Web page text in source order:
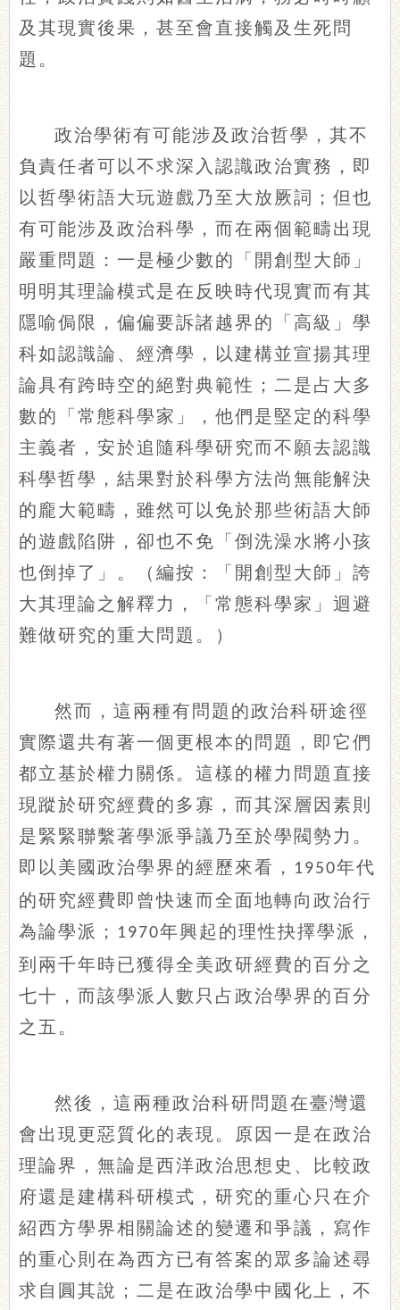
及其現實後果，甚至會直接觸及生死問
題。
政治學術有可能涉及政治哲學，其不
負責任者可以不求深入認識政治實務，即
以哲學術語大玩遊戲乃至大放厥詞；但也
有可能涉及政治科學，而在兩個範疇出現
嚴重問題：一是極少數的「開創型大師」
明明其理論模式是在反映時代現實而有其
隱喻侷限，偏偏要訴諸越界的「高級」學
科如認識論、經濟學，以建構並宣揚其理
論具有跨時空的絕對典範性；二是占大多
數的「常態科學家」，他們是堅定的科學
主義者，安於追隨科學研究而不願去認識
科學哲學，結果對於科學方法尚無能解決
的龐大範疇，雖然可以免於那些術語大師
的遊戲陷阱，卻也不免「倒洗澡水將小孩
也倒掉了」。（編按：「開創型大師」誇
大其理論之解釋力，「常態科學家」迴避
難做研究的重大問題。）
然而，這兩種有問題的政治科研途徑
實際還共有著一個更根本的問題，即它們
都立基於權力關係。這樣的權力問題直接
現蹤於研究經費的多寡，而其深層因素則
是緊緊聯繫著學派爭議乃至於學閥勢力。
即以美國政治學界的經歷來看， 1950年代
的研究經費即曾快速而全面地轉向政治行
為論學派； 1970年興起的理性抉擇學派，
到兩千年時已獲得全美政研經費的百分之
七十，而該學派人數只占政治學界的百分
之五。
然後，這兩種政治科研問題在臺灣還
會出現更惡質化的表現。原因一是在政治
理論界，無論是西洋政治思想史、比較政
府還是建構科研模式，研究的重心只在介
紹西方學界相關論述的變遷和爭議，寫作
的重心則在為西方已有答案的眾多論述尋
求自圓其說；二是在政治學中國化上，不